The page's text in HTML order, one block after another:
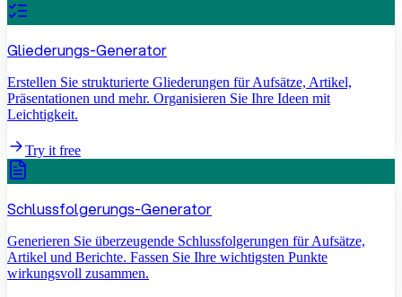
Gliederungs-Generator
Erstellen Sie strukturierte Gliederungen für Aufsätze, Artikel,
Präsentationen und mehr. Organisieren Sie Ihre Ideen mit
Leichtigkeit.
Try it free
Schlussfolgerungs-Generator
Generieren Sie überzeugende Schlussfolgerungen für Aufsätze,
Artikel und Berichte. Fassen Sie Ihre wichtigsten Punkte
wirkungsvoll zusammen.